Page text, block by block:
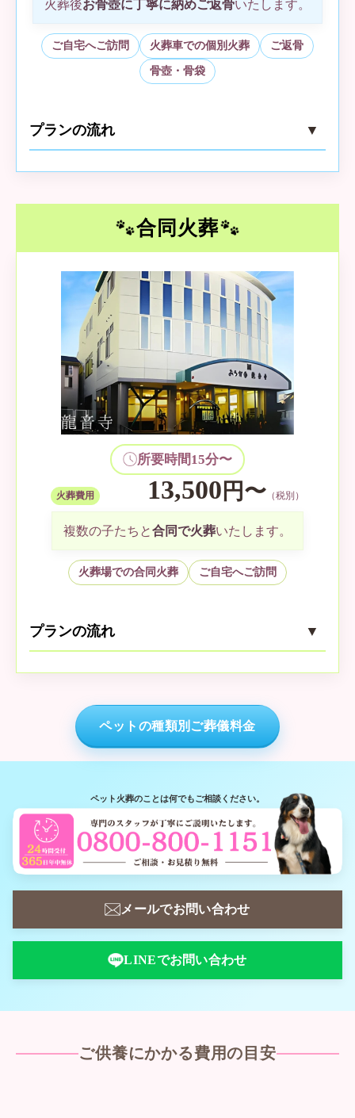
4
ご返骨・メモリアルお渡し
ご自宅へご返骨。ご遺骨カプセル/メ
モリアルホルダーお渡し。
火葬後お骨壺に丁寧に納めご返骨いたします。
ご自宅へご訪問 火葬車での個別火葬 ご返骨
骨壺・骨袋
プランの流れ
1
専任スタッフがご訪問・お預かりいた
個別火葬（立会不可）
火葬車にて個別で火葬。ご家族の立会
いはなく、静かにお見送りいたしま
す。
ご返骨
ご自宅へご返骨。
合同火葬
所要時間15分〜
火葬費用 13,500 円〜 （税別）
複数の子たちと合同で火葬いたします。
火葬場での合同火葬 ご自宅へご訪問
プランの流れ
専任スタッフがご訪問・お預かりいた
します。
2
合同火葬（立会不可）
火葬場にて、複数の子たちと合同で火
葬を行います。
ペットの種類別ご葬儀料金
ペット火葬のことは何でもご相談ください。
メールでお問い合わせ
LINEでお問い合わせ
ご供養にかかる費用の目安